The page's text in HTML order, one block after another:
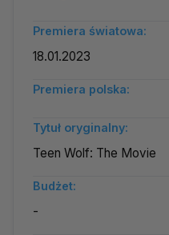
Premiera światowa:
18.01.2023
Premiera polska:
Tytuł oryginalny:
Teen Wolf: The Movie
Budżet:
-